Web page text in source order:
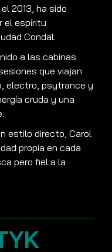
2013, ha sido
el espíritu
Condal.
a las cabinas
que viajan
electro, psytrance y
cruda y una
estilo directo, Carol
propia en cada
pero fiel a la